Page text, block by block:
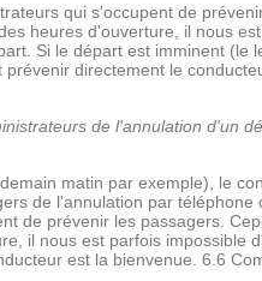
qui s'occupent de
heures d'ouverture, il nous
Si le départ est imminent (le
directement le
de l'annulation d'un
matin par exemple), le
de l'annulation par
de prévenir les passagers.
il nous est parfois impossible
est la bienvenue. 6.6